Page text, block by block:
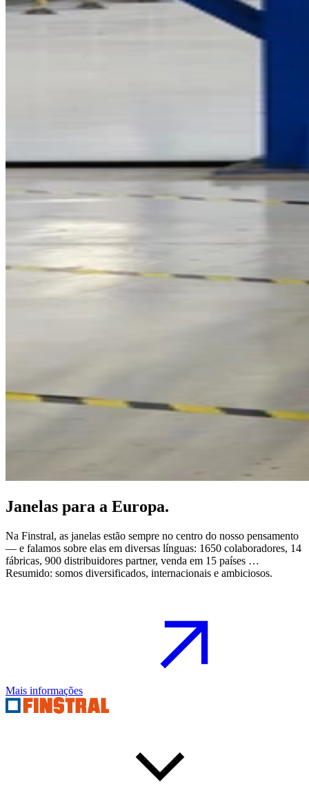
Janelas para a Europa.
Na Finstral, as janelas estão sempre no centro do nosso pensamento
— e falamos sobre elas em diversas línguas: 1650 colaboradores, 14
fábricas, 900 distribuidores partner, venda em 15 países …
Resumido: somos diversificados, internacionais e ambiciosos.
Mais informações